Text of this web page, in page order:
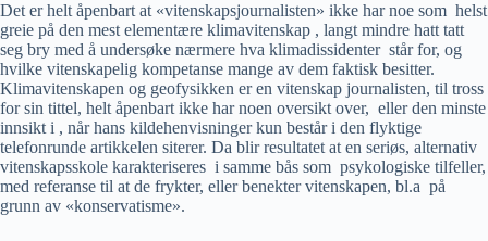
Det er helt åpenbart at «vitenskapsjournalisten» ikke har noe som helst
greie på den mest elementære klimavitenskap , langt mindre hatt tatt
seg bry med å undersøke nærmere hva klimadissidenter står for, og
hvilke vitenskapelig kompetanse mange av dem faktisk besitter.
Klimavitenskapen og geofysikken er en vitenskap journalisten, til tross
for sin tittel, helt åpenbart ikke har noen oversikt over, eller den minste
innsikt i , når hans kildehenvisninger kun består i den flyktige
telefonrunde artikkelen siterer. Da blir resultatet at en seriøs, alternativ
vitenskapsskole karakteriseres i samme bås som psykologiske tilfeller,
med referanse til at de frykter, eller benekter vitenskapen, bl.a på
grunn av «konservatisme».